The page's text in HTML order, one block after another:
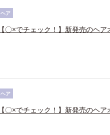
ヘア
【〇×でチェック！】新発売のヘ
ヘア
【〇×でチェック！】新発売のヘ